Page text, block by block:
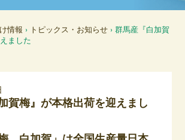
情報 › トピックス・お知らせ › 群馬産『白加賀
ました
賀梅』が本格出荷を迎えまし